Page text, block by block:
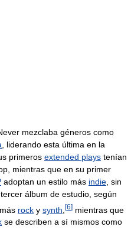
mezclaba géneros como
, liderando esta última en la
primeros extended plays tenían
mientras que en su primer
adoptan un estilo más indie , sin
álbum de estudio, según
rock y synth [6] mientras que
se describen a sí mismos como